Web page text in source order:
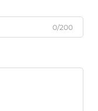
0/200